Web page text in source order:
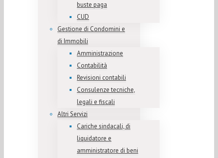
buste paga
CUD
Gestione di Condomini e
di Immobili
Amministrazione
Contabilità
Revisioni contabili
Consulenze tecniche,
legali e fiscali
Altri Servizi
Cariche sindacali, di
liquidatore e
amministratore di beni